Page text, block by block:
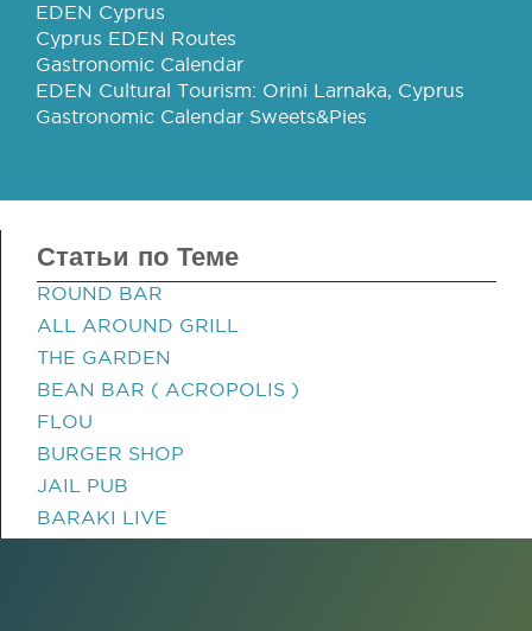
EDEN Cyprus
Cyprus EDEN Routes
Gastronomic Calendar
EDEN Cultural Tourism: Orini Larnaka, Cyprus
Gastronomic Calendar Sweets&Pies
Статьи по Теме
ROUND BAR
ALL AROUND GRILL
THE GARDEN
BEAN BAR ( ACROPOLIS )
FLOU
BURGER SHOP
JAIL PUB
BARAKI LIVE